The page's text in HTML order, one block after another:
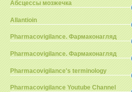
Абсцессы мозжечка
Allantioin
Pharmacovigilance. Фармаконагляд
Pharmacovigilance. Фармаконагляд
Pharmacovigilance's terminology
Pharmacovigilance Youtube Channel